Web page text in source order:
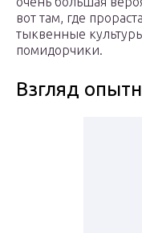
вот там, где
тыквенные
помидорчики.
Взгляд